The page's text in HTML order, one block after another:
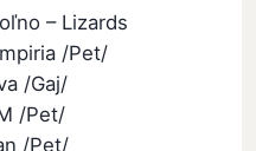
– Lizards
/Pet/
/Gaj/
/Pet/
/Pet/